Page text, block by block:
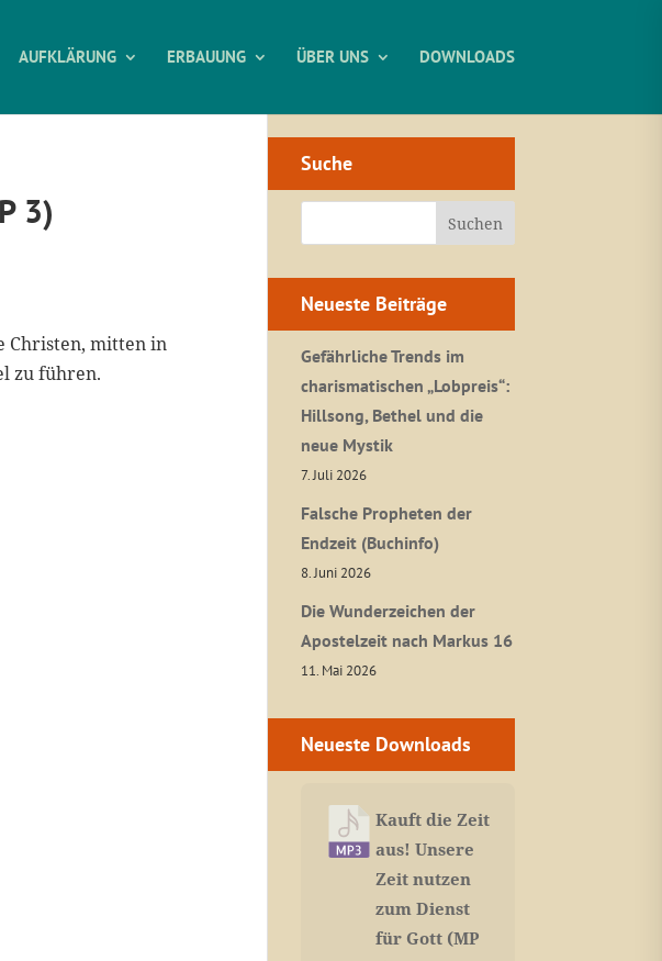
AUFKLÄRUNG ERBAUUNG ÜBER UNS DOWNLOADS
3)
Christen, mitten in
zu führen.
Suche
Neueste Beiträge
Gefährliche Trends im
charismatischen „Lobpreis“:
Hillsong, Bethel und die
neue Mystik
7. Juli 2026
Falsche Propheten der
Endzeit (Buchinfo)
8. Juni 2026
Die Wunderzeichen der
Apostelzeit nach Markus 16
11. Mai 2026
Neueste Downloads
Kauft die Zeit
aus! Unsere
Zeit nutzen
zum Dienst
für Gott (MP